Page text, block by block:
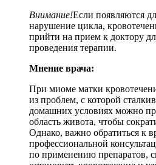
Внимание!Если появляются
нарушение цикла,
прийти на прием к доктору
проведения терапии.
Мнение врача:
При миоме матки
из проблем, с которой
домашних условиях можно
область живота, чтобы
Однако, важно обратиться к
профессиональной
по применению препаратов,